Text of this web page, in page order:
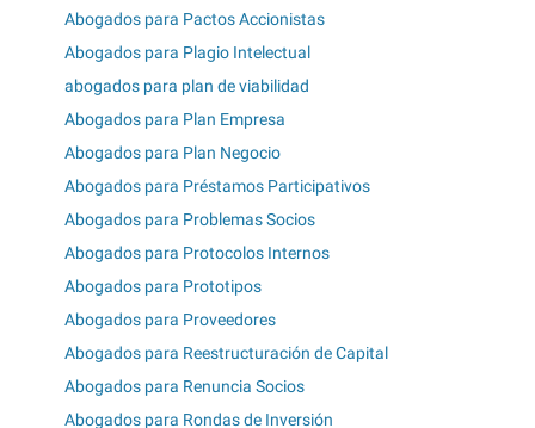
Abogados para Pactos Accionistas
Abogados para Plagio Intelectual
abogados para plan de viabilidad
Abogados para Plan Empresa
Abogados para Plan Negocio
Abogados para Préstamos Participativos
Abogados para Problemas Socios
Abogados para Protocolos Internos
Abogados para Prototipos
Abogados para Proveedores
Abogados para Reestructuración de Capital
Abogados para Renuncia Socios
Abogados para Rondas de Inversión